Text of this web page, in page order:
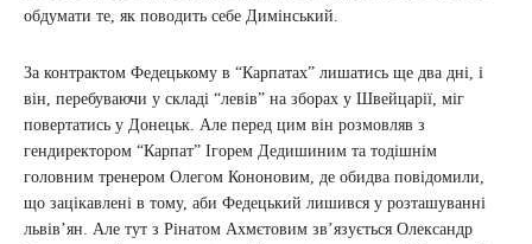
обдумати те, як поводить себе Димінський.
За контрактом Федецькому в “Карпатах” лишатись ще два дні, і
він, перебуваючи у складі “левів” на зборах у Швейцарії, міг
повертатись у Донецьк. Але перед цим він розмовляв з
гендиректором “Карпат” Ігорем Дедишиним та тодішнім
головним тренером Олегом Кононовим, де обидва повідомили,
що зацікавлені в тому, аби Федецький лишився у розташуванні
львів’ян. Але тут з Рінатом Ахмєтовим зв’язується Олександр